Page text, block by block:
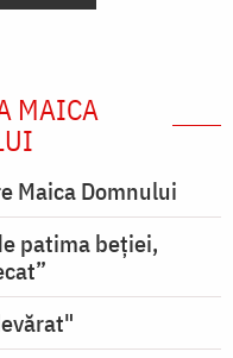
MAICA
Maica Domnului
patima beției,